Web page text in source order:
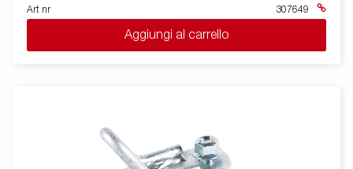
Art nr 307649
Aggiungi al carrello